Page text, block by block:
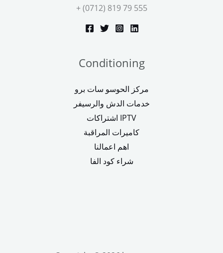
+ (0712) 819 79 555
Conditioning
مركز الحوسو سات برو
خدمات الدش والرسيفر
اشتراكات IPTV
كاميرات المراقبة
اهم اعمالنا
شراء كود الفا